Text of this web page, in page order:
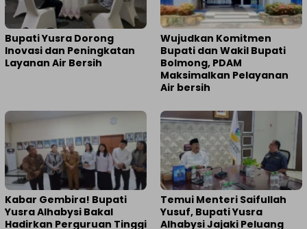
Bupati Yusra Dorong
Inovasi dan Peningkatan
Layanan Air Bersih
Wujudkan Komitmen
Bupati dan Wakil Bupati
Bolmong, PDAM
Maksimalkan Pelayanan
Air bersih
Kabar Gembira! Bupati
Yusra Alhabysi Bakal
Hadirkan Perguruan Tinggi
Temui Menteri Saifullah
Yusuf, Bupati Yusra
Alhabysi Jajaki Peluang